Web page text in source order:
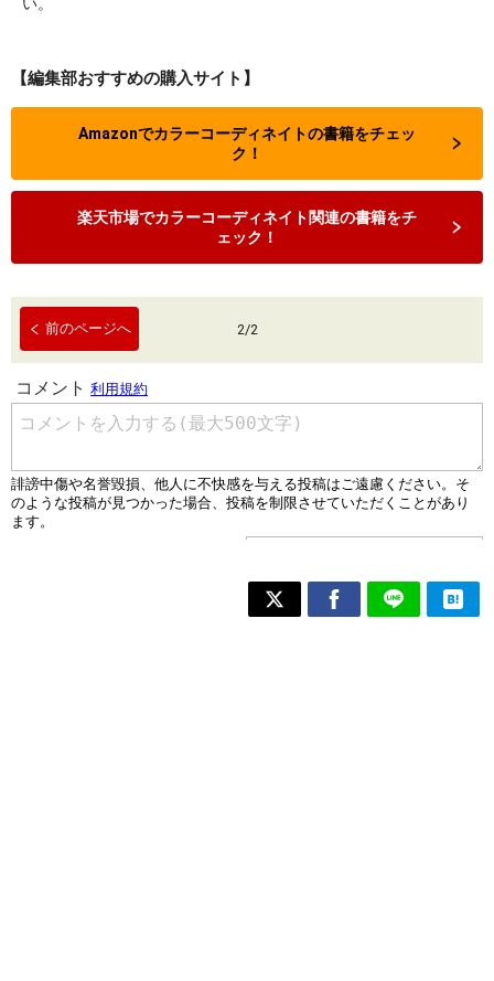
【編集部おすすめの購入サイト】
Amazonでカラーコーディネイトの書籍をチェッ
ク！
楽天市場でカラーコーディネイト関連の書籍をチ
ェック！
前のページへ 2/2